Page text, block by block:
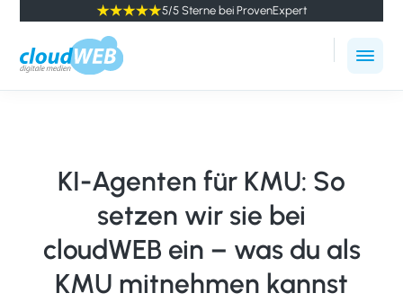
5/5 Sterne bei ProvenExpert
KI-Agenten für KMU: So
setzen wir sie bei
cloudWEB ein – was du als
KMU mitnehmen kannst